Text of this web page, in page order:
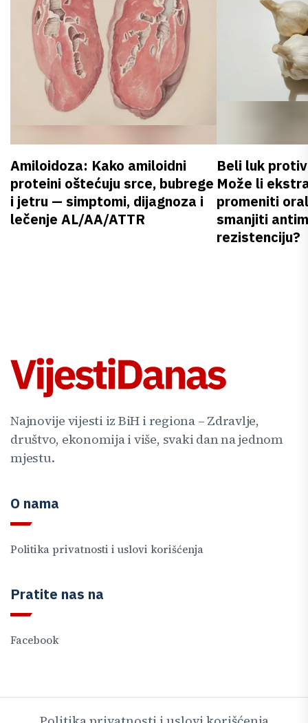
Amiloidoza: Kako amiloidni
proteini oštećuju srce, bubrege
i jetru — simptomi, dijagnoza i
lečenje AL/AA/ATTR
Beli luk
Može li
promeniti
smanjiti
rezistenciju?
Najnovije vijesti iz BiH i regiona – Zdravlje,
društvo, ekonomija i više, svaki dan na jednom
mjestu.
O nama
Politika privatnosti i uslovi korišćenja
Pratite nas na
Facebook